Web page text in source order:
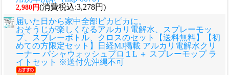
2,980円(消費税込:3,278円)
届いた日から家中全部ピカピカに。
おそうじが楽しくなるアルカリ電解水、スプレーモッ
プ、スプレーボトル、クロスのセット
【送料無料】【初
めての方限定セット】日経MJ掲載 アルカリ電解水クリ
ーナー パシャウォッシュプロ１L ＋ スプレーモップ ラ
イトセット ※送付先沖縄不可